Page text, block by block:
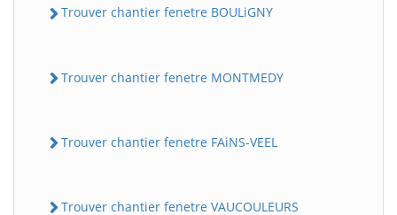
Trouver chantier fenetre BOULiGNY
Trouver chantier fenetre MONTMEDY
Trouver chantier fenetre FAiNS-VEEL
Trouver chantier fenetre VAUCOULEURS